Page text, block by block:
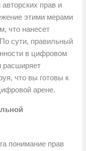
прав и
этими мерами
что нанесет
сути, правильный
в цифровом
расширяет
что вы готовы к
арене.
понимание прав